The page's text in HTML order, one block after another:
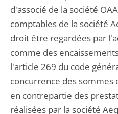
d'associé de la société
comptables de la société
droit être regardées par
comme des
l'article 269 du code
concurrence des sommes
en contrepartie des
réalisées par la société